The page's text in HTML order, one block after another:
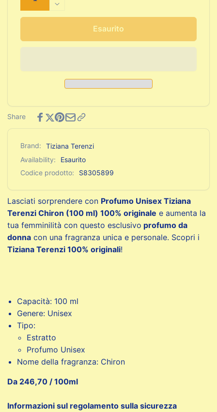
quantità
per
(100
ml)
Diminuisci
quantità
Profumo
Chiron
(100
Esaurito
Share
Brand:
Tiziana Terenzi
Availability:
Esaurito
Codice prodotto:
S8305899
Lasciati sorprendere con Profumo Unisex Tiziana
Terenzi Chiron (100 ml) 100% originale e aumenta la
tua femminilità con questo esclusivo profumo da
donna con una fragranza unica e personale. Scopri i
Tiziana Terenzi 100% originali!
Capacità: 100 ml
Genere: Unisex
Tipo:
Estratto
Profumo Unisex
Nome della fragranza: Chiron
Da 246,70 / 100ml
Informazioni sul regolamento sulla sicurezza